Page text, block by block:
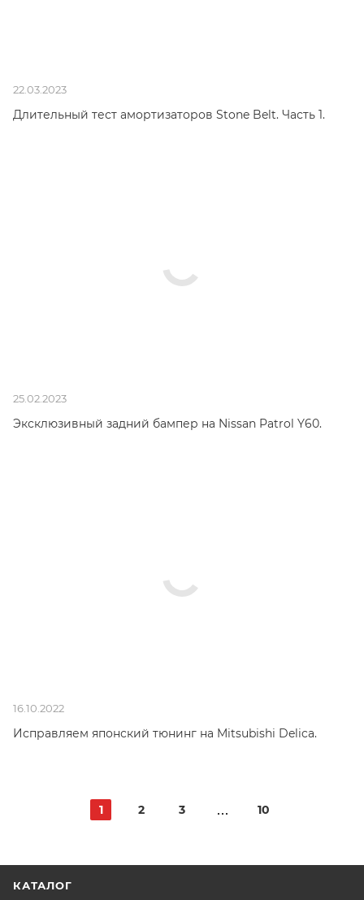
22.03.2023
Длительный тест амортизаторов Stone Belt. Часть 1.
25.02.2023
Эксклюзивный задний бампер на Nissan Patrol Y60.
16.10.2022
Исправляем японский тюнинг на Mitsubishi Delica.
1 2 3 10
КАТАЛОГ